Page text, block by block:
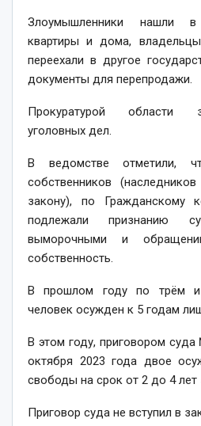
Злоумышленники нашли
квартиры и дома,
переехали в другое
документы для перепродажи.
Прокуратурой области
уголовных дел.
В ведомстве отметили,
собственников
закону), по Гражданскому
подлежали признанию
выморочными и
собственность.
В прошлом году по трём
человек осужден к 5 годам
В этом году, приговором
октября 2023 года двое
свободы на срок от 2 до 4 лет
Приговор суда не вступил в